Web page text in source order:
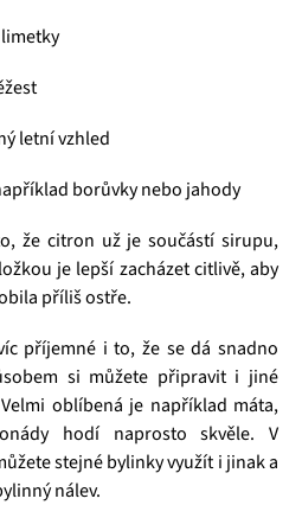
letní vzhled
borůvky nebo jahody
že citron už je součástí sirupu,
je lepší zacházet citlivě, aby
příliš ostře.
příjemné i to, že se dá snadno
si můžete připravit i jiné
oblíbená je například máta,
hodí naprosto skvěle. V
stejné bylinky využít i jinak a
nálev.